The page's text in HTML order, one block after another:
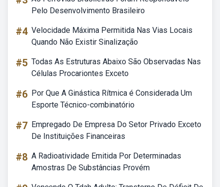
Pelo Desenvolvimento Brasileiro
#4 Velocidade Máxima Permitida Nas Vias Locais
Quando Não Existir Sinalização
#5 Todas As Estruturas Abaixo São Observadas Nas
Células Procariontes Exceto
#6 Por Que A Ginástica Rítmica é Considerada Um
Esporte Técnico-combinatório
#7 Empregado De Empresa Do Setor Privado Exceto
De Instituições Financeiras
#8 A Radioatividade Emitida Por Determinadas
Amostras De Substâncias Provém